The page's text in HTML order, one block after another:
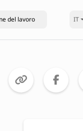
IT